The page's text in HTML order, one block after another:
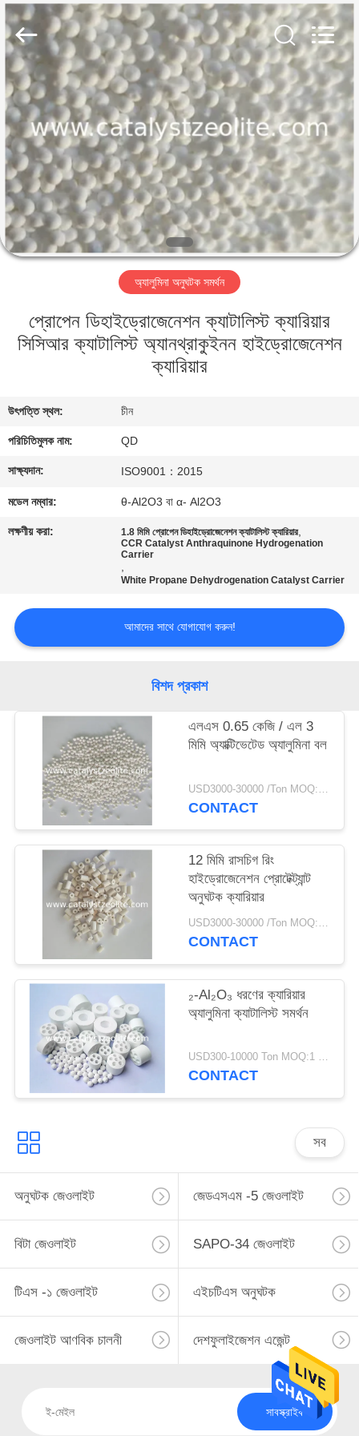
বাড়ি
পণ্য
আমাদের
সম্পর্কে
কারখানা
মান
যোগাযোগ
করুন
খবর
সাইট
ম্যাপ
POLICY
CATALYSTS
GROUP
CO.,LTD.
All
Rights
Reserved.
অ্যালুমিনা অনুঘটক সমর্থন
প্রোপেন ডিহাইড্রোজেনেশন ক্যাটালিস্ট ক্যারিয়ার
সিসিআর ক্যাটালিস্ট অ্যানথ্রাকুইনন হাইড্রোজেনেশন
ক্যারিয়ার
উৎপত্তি স্থল: চীন
পরিচিতিমুলক নাম: QD
সাক্ষ্যদান: ISO9001：2015
মডেল নম্বার: θ-Al2O3 বা α- Al2O3
লক্ষণীয় করা: 1.8 মিমি প্রোপেন ডিহাইড্রোজেনেশন ক্যাটালিস্ট ক্যারিয়ার,
CCR Catalyst Anthraquinone Hydrogenation
Carrier
,
White Propane Dehydrogenation Catalyst Carrier
আমাদের সাথে যোগাযোগ করুন!
বিশদ প্রকাশ
এলএস 0.65 কেজি / এল 3
মিমি অ্যাক্টিভেটেড অ্যালুমিনা বল
USD3000-30000 /Ton MOQ:1 কিলোগ্রাম
CONTACT
12 মিমি রাসচিগ রিং
হাইড্রোজেনেশন প্রোটেক্ট্যান্ট
অনুঘটক ক্যারিয়ার
USD3000-30000 /Ton MOQ:1 কিলোগ্রাম
CONTACT
₂-Al₂O₃ ধরণের ক্যারিয়ার
অ্যালুমিনা ক্যাটালিস্ট সমর্থন
USD300-10000 Ton MOQ:1 কিলোগ্রাম
CONTACT
সব
অনুঘটক জেওলাইট জেডএসএম -5 জেওলাইট
বিটা জেওলাইট SAPO-34 জেওলাইট
টিএস -১ জেওলাইট এইচটিএস অনুঘটক
জেওলাইট আণবিক চালনী দেশফুলাইজেশন এজেন্ট
সাবস্ক্রাইব